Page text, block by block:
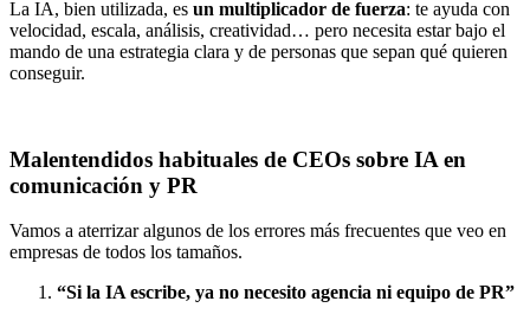
La IA, bien utilizada, es un multiplicador de fuerza: te ayuda con
velocidad, escala, análisis, creatividad… pero necesita estar bajo el
mando de una estrategia clara y de personas que sepan qué quieren
conseguir.
Malentendidos habituales de CEOs sobre IA en
comunicación y PR
Vamos a aterrizar algunos de los errores más frecuentes que veo en
empresas de todos los tamaños.
“Si la IA escribe, ya no necesito agencia ni equipo de PR”